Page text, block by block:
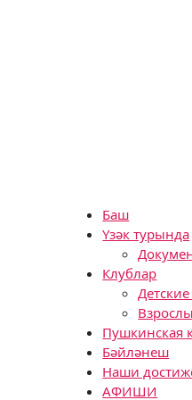
Баш
Үзәк турында
Клублар
Пушкинская
Бәйләнеш
Наши
АФИШИ